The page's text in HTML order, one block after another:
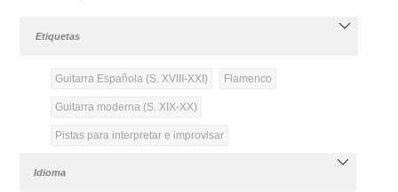
Etiquetas
Guitarra Española (S. XVIII-XXI) Flamenco
Guitarra moderna (S. XIX-XX)
Pistas para interpretar e improvisar
Idioma